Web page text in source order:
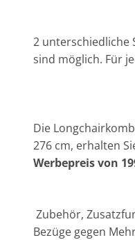
2 unterschiedliche
sind möglich. Für
Die
276 cm, erhalten
Werbepreis von
Zubehör,
Bezüge gegen